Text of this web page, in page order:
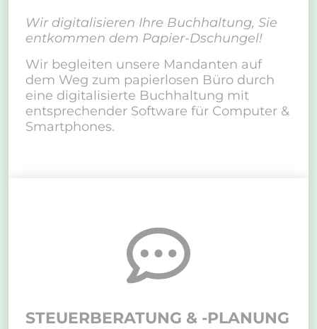
Wir digitalisieren Ihre Buchhaltung, Sie
entkommen dem Papier-Dschungel!
Wir begleiten unsere Mandanten auf
dem Weg zum papierlosen Büro durch
eine digitalisierte Buchhaltung mit
entsprechender Software für Computer &
Smartphones.
STEUERBERATUNG & -PLANUNG